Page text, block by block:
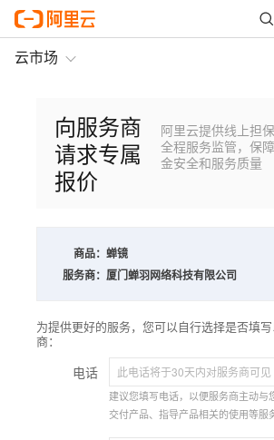
云市场
向服务商
请求专属
报价
阿里云提供线上担保
全程服务监管，保
金安全和服务质量
商品： 蝉镜
服务商： 厦门蝉羽网络科技有限公司
为提供更好的服务，您可以自行选择是否填
商：
电话
建议您填写电话，以便服务商主动与
交付产品、指导产品相关的使用等服